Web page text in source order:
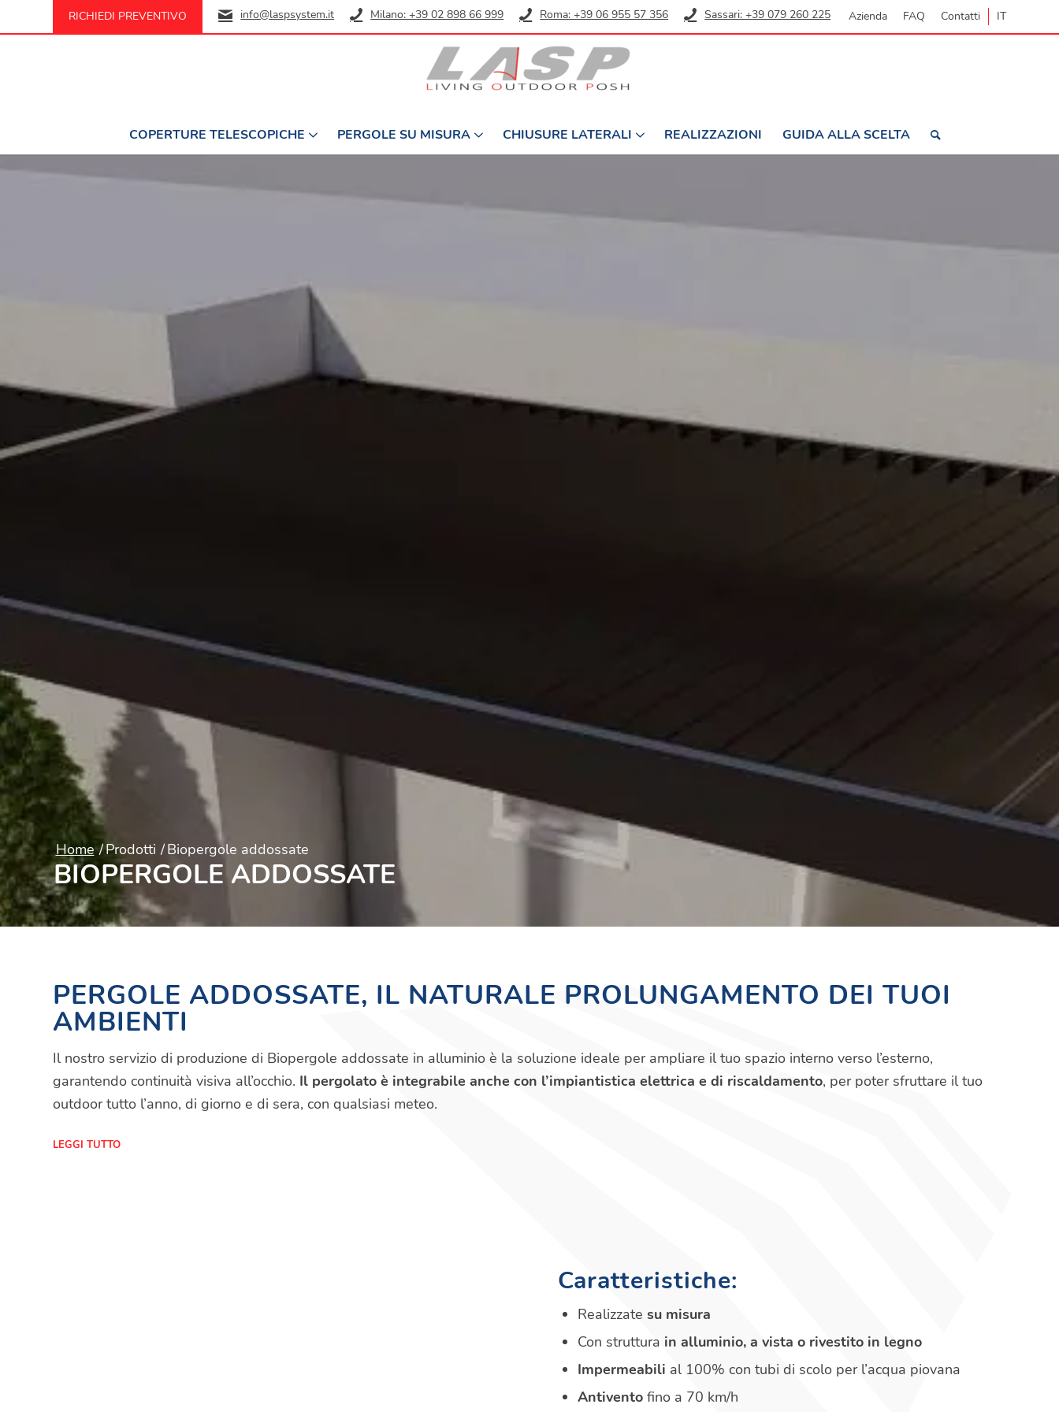
Azienda FAQ Contatti IT
RICHIEDI PREVENTIVO info@laspsystem.it Milano: +39 02 898 66 999 Roma: +39 06 955 57 356 Sassari: +39 079 260 225
COPERTURE TELESCOPICHE PERGOLE SU MISURA CHIUSURE LATERALI REALIZZAZIONI GUIDA ALLA SCELTA
Home /Prodotti /Biopergole addossate
BIOPERGOLE ADDOSSATE
PERGOLE ADDOSSATE, IL NATURALE PROLUNGAMENTO DEI TUOI
AMBIENTI
Il nostro servizio di produzione di Biopergole addossate in alluminio è la soluzione ideale per ampliare il tuo spazio interno verso l’esterno,
garantendo continuità visiva all’occhio. Il pergolato è integrabile anche con l’impiantistica elettrica e di riscaldamento, per poter sfruttare il tuo
outdoor tutto l’anno, di giorno e di sera, con qualsiasi meteo.
LEGGI TUTTO
Caratteristiche:
Realizzate su misura
Con struttura in alluminio, a vista o rivestito in legno
Impermeabili al 100% con tubi di scolo per l’acqua piovana
Antivento fino a 70 km/h